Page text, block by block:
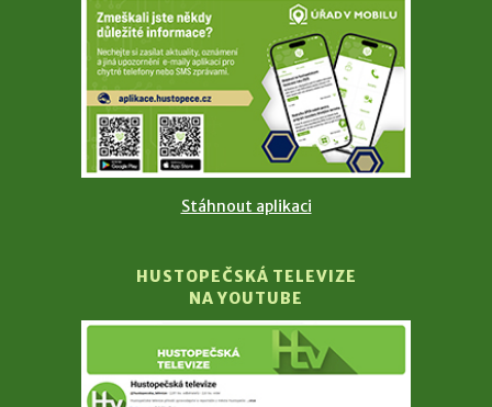
Stáhnout aplikaci
HUSTOPEČSKÁ TELEVIZE
NA YOUTUBE